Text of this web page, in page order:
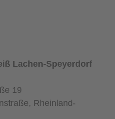
Lachen-Speyerdorf
19
, Rheinland-